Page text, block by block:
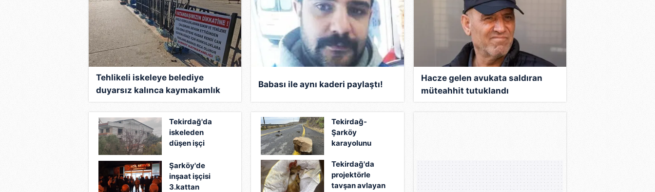
Tehlikeli iskeleye belediye
duyarsız kalınca kaymakamlık
uyarı levhası astı!
Babası ile aynı kaderi paylaştı!
Hacze gelen avukata saldıran
müteahhit tutuklandı
Tekirdağ'da
iskeleden
düşen işçi
kaybetti
Şarköy'de
inşaat işçisi
3.kattan
Tekirdağ-
Şarköy
karayolunu
dikkat: Kaya
parçaları
tehlikeye
Tekirdağ'da
projektörle
tavşan avlayan